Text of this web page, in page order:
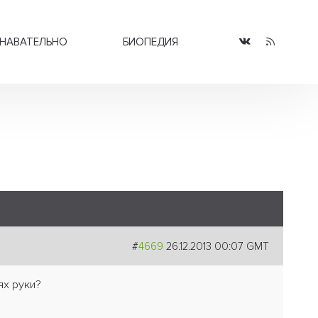
БИОПЕДИЯ
#4669 26.12.2013 00:07 GMT
руки?